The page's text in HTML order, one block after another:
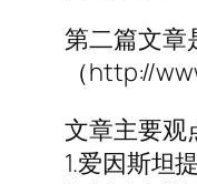
第二篇文章
（http://
文章主要观
1.爱因斯坦